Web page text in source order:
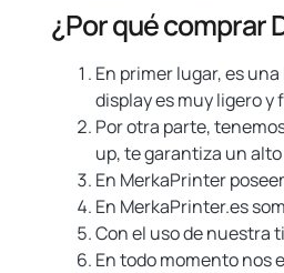
¿Por qué comprar
En primer lugar, es
display es muy ligero
Por otra parte,
up, te garantiza un
En MerkaPrinter
En MerkaPrinter.es
Con el uso de nuestra
En todo momento nos